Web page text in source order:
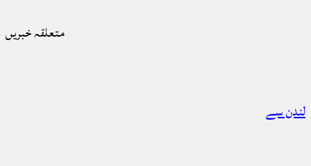
متعلقہ خبریں
لندن سے